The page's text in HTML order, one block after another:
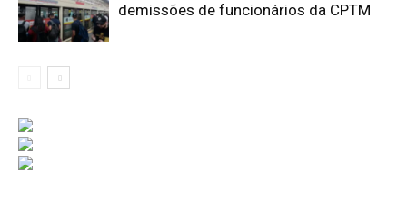
demissões de funcionários da CPTM